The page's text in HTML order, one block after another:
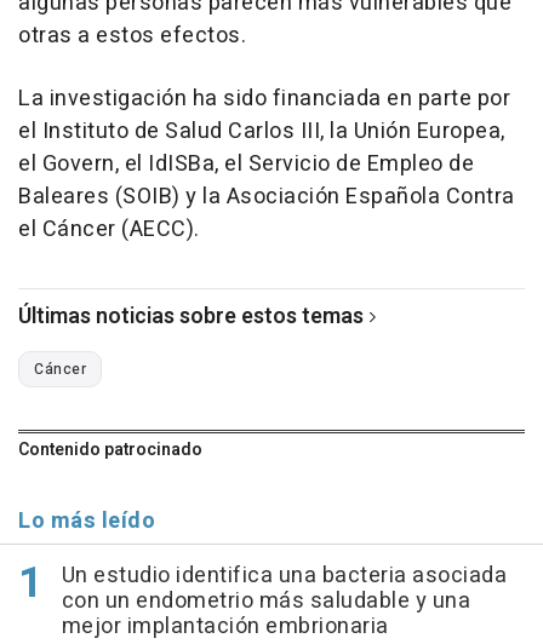
otras a estos efectos.
La investigación ha sido financiada en parte por
el Instituto de Salud Carlos III, la Unión Europea,
el Govern, el IdISBa, el Servicio de Empleo de
Baleares (SOIB) y la Asociación Española Contra
el Cáncer (AECC).
Últimas noticias sobre estos temas
Cáncer
Contenido patrocinado
Lo más leído
Un estudio identifica una bacteria asociada
con un endometrio más saludable y una
mejor implantación embrionaria